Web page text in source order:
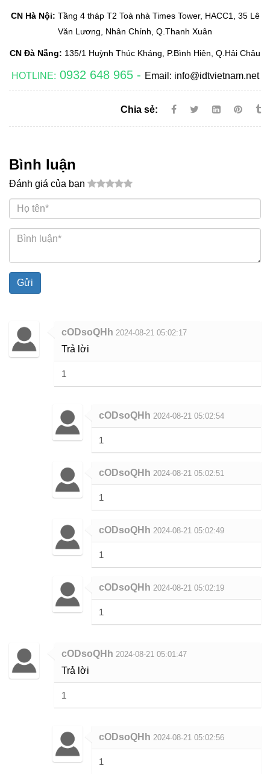
CN Hà Nội: Tầng 4 tháp T2 Toà nhà Times Tower, HACC1, 35 Lê
Văn Lương, Nhân Chính, Q.Thanh Xuân
CN Đà Nẵng: 135/1 Huỳnh Thúc Kháng, P.Bình Hiên, Q.Hải Châu
HOTLINE: 0932 648 965 - Email: info@idtvietnam.net
Chia sẻ:
Bình luận
Đánh giá của bạn
Gửi
cODsoQHh 2024-08-21 05:02:17
Trả lời
1
cODsoQHh 2024-08-21 05:02:54
1
cODsoQHh 2024-08-21 05:02:51
1
cODsoQHh 2024-08-21 05:02:49
1
cODsoQHh 2024-08-21 05:02:19
1
cODsoQHh 2024-08-21 05:01:47
Trả lời
1
cODsoQHh 2024-08-21 05:02:56
1